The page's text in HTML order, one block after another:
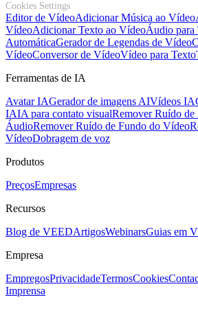
Cookies Settings
Editor de VídeoAdicionar Música ao Vídeo
VídeoAdicionar Texto ao VídeoÁudio para
AutomáticaGerador de Legendas de Vídeo
VídeoConversor de VídeoVídeo para Texto
Ferramentas de IA
Avatar IAGerador de imagens AIVídeos IA
IAIA para contato visualRemover Ruído de
ÁudioRemover Ruído de Fundo do Vídeo
VídeoDobragem de voz
Produtos
PreçosEmpresas
Recursos
Blog de VEEDArtigosWebinarsGuias em
Empresa
EmpregosPrivacidadeTermosCookies
Imprensa